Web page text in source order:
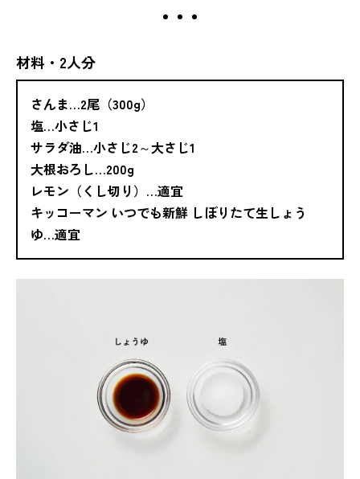
材料・2人分
さんま…2尾（300g）
塩…小さじ1
サラダ油…小さじ2～大さじ1
大根おろし…200g
レモン（くし切り）…適宜
キッコーマン いつでも新鮮 しぼりたて生しょう
ゆ…適宜